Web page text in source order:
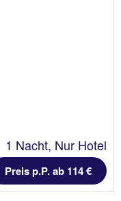
1 Nacht, Nur Hotel
Preis p.P. ab 114 €